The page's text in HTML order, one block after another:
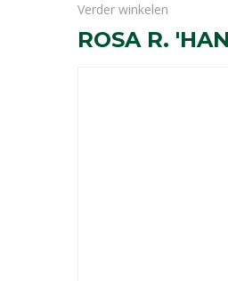
Verder winkelen
ROSA R.